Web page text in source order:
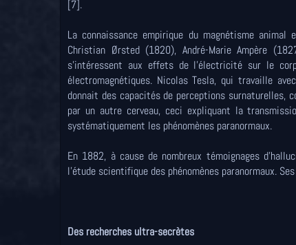
[7].
La connaissance empirique du magnétisme
Christian Ørsted (1820), André-Marie Ampère
s'intéressent aux effets de l'électricité sur le
électromagnétiques. Nicolas Tesla, qui travaille
donnait des capacités de perceptions surnaturelles,
par un autre cerveau, ceci expliquant la
systématiquement les phénomènes paranormaux.
En 1882, à cause de nombreux témoignages
l'étude scientifique des phénomènes paranormaux.
Des recherches ultra-secrètes